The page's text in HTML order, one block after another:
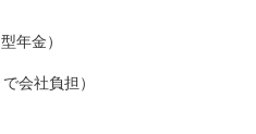
年金）
会社負担）